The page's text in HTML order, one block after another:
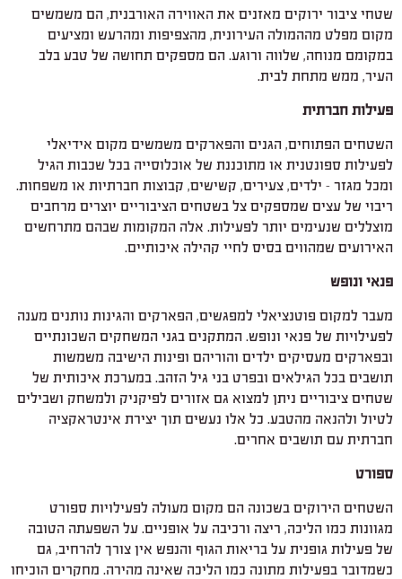
שטחי ציבור ירוקים מאזנים את האווירה האורבנית, הם משמשים
מקום מפלט מההמולה העירונית, מהצפיפות ומהרעש ומציעים
במקומם מנוחה, שלווה ורוגע. הם מספקים תחושה של טבע בלב
העיר, ממש מתחת לבית.
פעילות חברתית
השטחים הפתוחים, הגנים והפארקים משמשים מקום אידיאלי
לפעילות ספונטנית או מתוכננת של אוכלוסייה בכל שכבות הגיל
ומכל מגזר – ילדים, צעירים, קשישים, קבוצות חברתיות או משפחות.
ריבוי של עצים שמספקים צל בשטחים הציבוריים יוצרים מרחבים
מוצללים שנעימים יותר לפעילות. אלה המקומות שבהם מתרחשים
האירועים שמהווים בסיס לחיי קהילה איכותיים.
פנאי ונופש
מעבר למקום פוטנציאלי למפגשים, הפארקים והגינות נותנים מענה
לפעילויות של פנאי ונופש. המתקנים בגני המשחקים השכונתיים
ובפארקים מעסיקים ילדים והוריהם ופינות הישיבה משמשות
תושבים בכל הגילאים ובפרט בני גיל הזהב. במערכת איכותית של
שטחים ציבוריים ניתן למצוא גם אזורים לפיקניק ולמשחק ושבילים
לטיול ולהנאה מהטבע. כל אלו נעשים תוך יצירת אינטראקציה
חברתית עם תושבים אחרים.
ספורט
השטחים הירוקים בשכונה הם מקום מעולה לפעילויות ספורט
מגוונות כמו הליכה, ריצה ורכיבה על אופניים. על השפעתה הטובה
של פעילות גופנית על בריאות הגוף והנפש אין צורך להרחיב, גם
כשמדובר בפעילות מתונה כמו הליכה שאינה מהירה. מחקרים הוכיחו